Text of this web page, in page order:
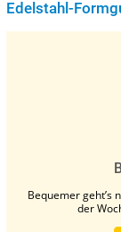
Edelstahl-
Bequemer geht’s
der